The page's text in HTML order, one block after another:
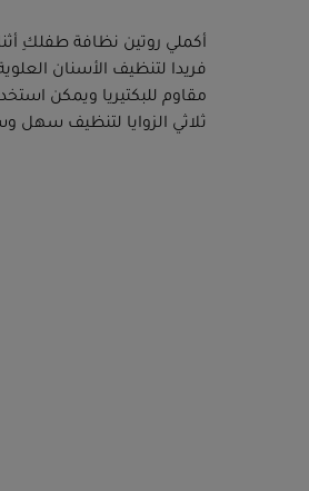
أكملي روتين نظافة طفلكِ
فريدا لتنظيف الأسنان
مقاوم للبكتيريا ويمكن
ثلاثي الزوايا لتنظيف